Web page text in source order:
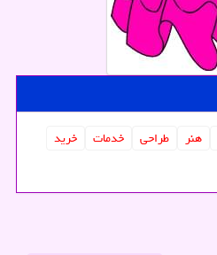
هنر طراحی خدمات
خرید